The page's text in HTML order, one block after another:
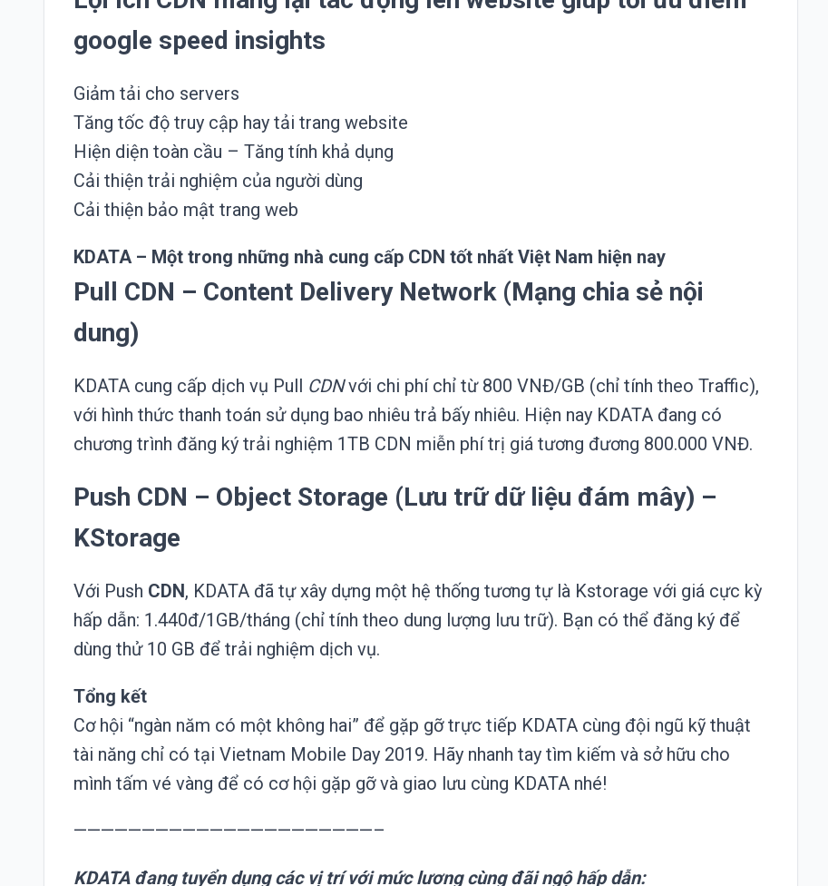
google speed insights
Giảm tải cho servers
Tăng tốc độ truy cập hay tải trang website
Hiện diện toàn cầu – Tăng tính khả dụng
Cải thiện trải nghiệm của người dùng
Cải thiện bảo mật trang web
KDATA– Một trong những nhà cung cấp CDN tốt nhất Việt Nam hiện nay
Pull CDN – Content Delivery Network (Mạng chia sẻ nội
dung)
KDATA cung cấp dịch vụ Pull CDNvới chi phí chỉ từ 800 VNĐ/GB (chỉ tính theo Traffic),
với hình thức thanh toán sử dụng bao nhiêu trả bấy nhiêu. Hiện nay KDATA đang có
chương trình đăng ký trải nghiệm 1TB CDN miễn phí trị giá tương đương 800.000 VNĐ.
Push CDN – Object Storage (Lưu trữ dữ liệu đám mây) –
KStorage
Với Push CDN, KDATA đã tự xây dựng một hệ thống tương tự là Kstorage với giá cực kỳ
hấp dẫn: 1.440đ/1GB/tháng (chỉ tính theo dung lượng lưu trữ). Bạn có thể đăng ký để
dùng thử 10 GB để trải nghiệm dịch vụ.
Tổng kết
Cơ hội “ngàn năm có một không hai” để gặp gỡ trực tiếp KDATA cùng đội ngũ kỹ thuật
tài năng chỉ có tại Vietnam Mobile Day 2019. Hãy nhanh tay tìm kiếm và sở hữu cho
mình tấm vé vàng để có cơ hội gặp gỡ và giao lưu cùng KDATA nhé!
——————————————————————–
KDATA đang tuyển dụng các vị trí với mức lương cùng đãi ngộ hấp dẫn: